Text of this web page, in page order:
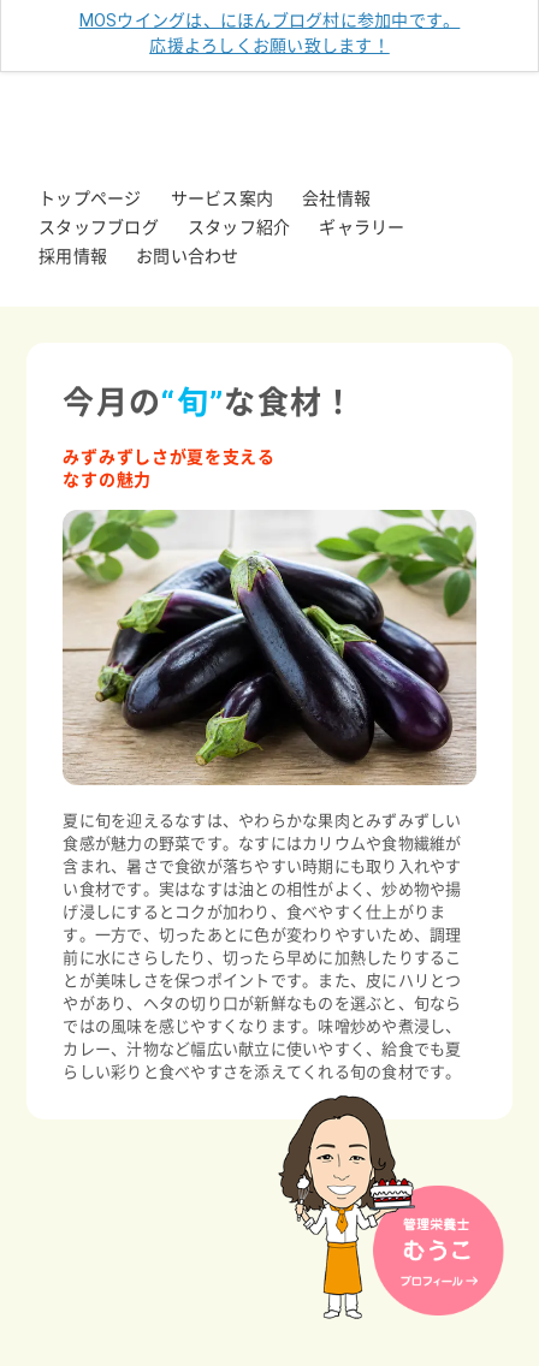
MOSウイングは、にほんブログ村に参加中です。
応援よろしくお願い致します！
トップページ サービス案内
会社情報
スタッフブログ
スタッフ紹介
ギャラリー
採用情報
お問い合わせ
今月の“旬”な食材！
みずみずしさが夏を支える
なすの魅力
夏に旬を迎えるなすは、やわらかな果肉とみずみずしい
食感が魅力の野菜です。なすにはカリウムや食物繊維が
含まれ、暑さで食欲が落ちやすい時期にも取り入れやす
い食材です。実はなすは油との相性がよく、炒め物や揚
げ浸しにするとコクが加わり、食べやすく仕上がりま
す。一方で、切ったあとに色が変わりやすいため、調理
前に水にさらしたり、切ったら早めに加熱したりするこ
とが美味しさを保つポイントです。また、皮にハリとつ
やがあり、ヘタの切り口が新鮮なものを選ぶと、旬なら
ではの風味を感じやすくなります。味噌炒めや煮浸し、
カレー、汁物など幅広い献立に使いやすく、給食でも夏
らしい彩りと食べやすさを添えてくれる旬の食材です。